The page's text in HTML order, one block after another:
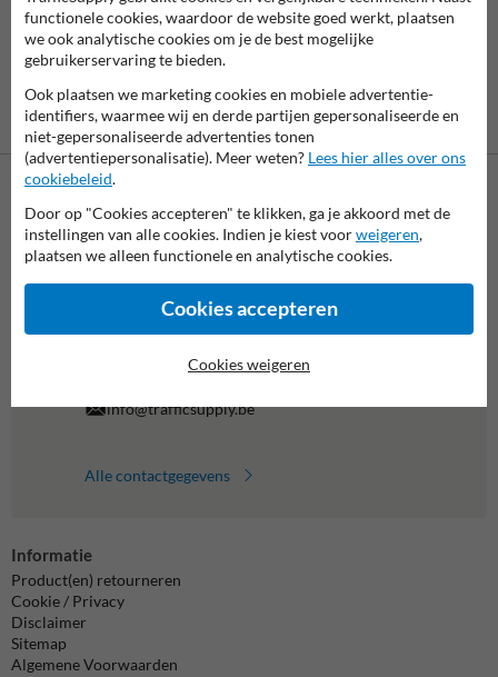
Vooruitbetaling
per bank
Betaling achteraf
Neem contact op met onze productspecialist
Matthias!
We zijn vandaag tot 17.00 telefonisch bereikbaar voor
al je vragen over onze producten en diensten.
Chat met ons online
info@trafficsupply.be
Alle contactgegevens
Informatie
Product(en) retourneren
Cookie / Privacy
Disclaimer
Sitemap
Algemene Voorwaarden
functionele cookies, waardoor de website goed werkt, plaatsen
we ook analytische cookies om je de best mogelijke
gebruikerservaring te bieden.
Ook plaatsen we marketing cookies en mobiele advertentie-
identifiers, waarmee wij en derde partijen gepersonaliseerde en
niet-gepersonaliseerde advertenties tonen
(advertentiepersonalisatie). Meer weten? Lees hier alles over ons
cookiebeleid.
Door op "Cookies accepteren" te klikken, ga je akkoord met de
instellingen van alle cookies. Indien je kiest voorweigeren,
plaatsen we alleen functionele en analytische cookies.
Cookies accepteren
Cookies weigeren